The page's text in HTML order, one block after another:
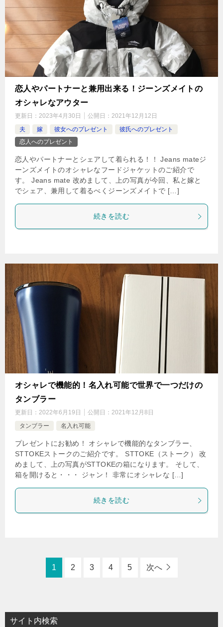
恋人やパートナーと兼用出来る！ジーンズメイトの
オシャレなアウター
更新日： 2023年4月30日 公開日： 2021年12月12日
夫
嫁 彼女へのプレゼント
彼氏へのプレゼント
恋人へのプレゼント
恋人やパートナーとシェアして着られる！！ Jeans mateジ
ーンズメイトのオシャレなフードジャケットのご紹介で
す。 Jeans mate 改めまして、上の写真が今回、私と嫁と
でシェア、兼用して着るべくジーンズメイトで […]
続きを読む
オシャレで機能的！名入れ可能で世界で一つだけの
タンブラー
更新日： 2022年6月19日 公開日： 2021年12月8日
タンブラー
名入れ可能
プレゼントにお勧め！ オシャレで機能的なタンブラー、
STTOKEストークのご紹介です。 STTOKE（ストーク） 改
めまして、上の写真がSTTOKEの箱になります。 そして、
箱を開けると・・・ ジャン！ 非常にオシャレな […]
続きを読む
1 2 3 4 5 次へ
サイト内検索